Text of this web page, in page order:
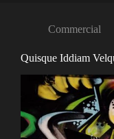
Commercial
Quisque Iddiam